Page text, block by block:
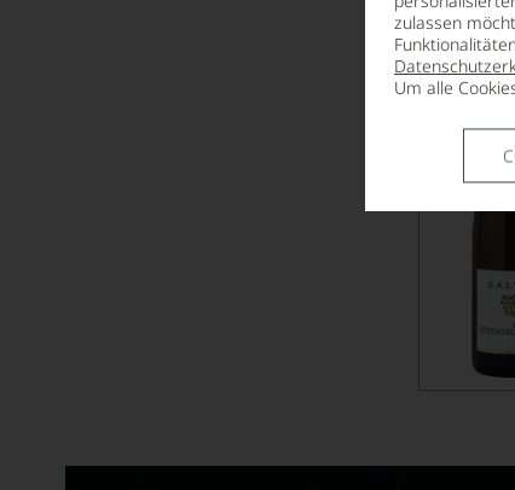
zulassen
Um alle